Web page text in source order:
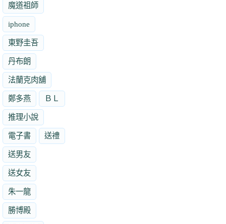
魔道祖師
iphone
東野圭吾
丹布朗
法蘭克肉舖
鄭多燕 ＢＬ
推理小說
電子書 送禮
送男友
送女友
朱一龍
勝博殿